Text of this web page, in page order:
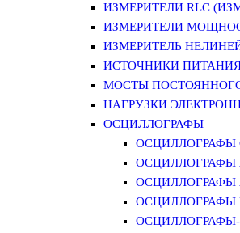
ИЗМЕРИТЕЛИ RLC
ИЗМЕРИТЕЛИ
ИЗМЕРИТЕЛЬ
ИСТОЧНИКИ
МОСТЫ
НАГРУЗКИ
ОСЦИЛЛОГРАФЫ
ОСЦИЛЛОГРАФЫ
ОСЦИЛЛОГРАФЫ
ОСЦИЛЛОГРАФЫ
ОСЦИЛЛОГРАФЫ
ОСЦИЛЛОГРАФЫ-